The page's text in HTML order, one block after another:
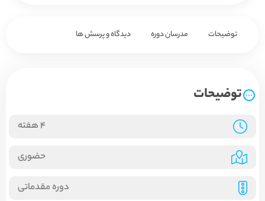
توضیحات مدرسان دوره دیدگاه و پرسش ها
توضیحات
4 هفته
حضوری
دوره مقدماتی